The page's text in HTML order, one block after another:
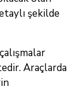
şekilde
Araçlarda